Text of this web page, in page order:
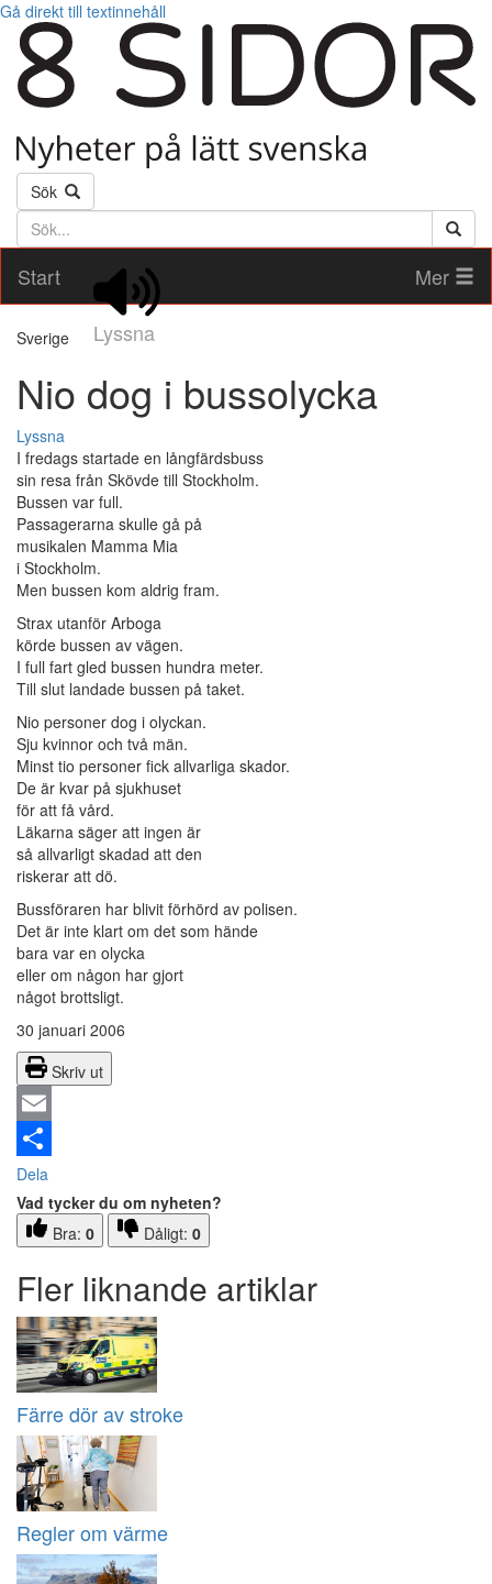
Gå direkt till textinnehåll
Sök
Söktext
Start
Lyssna
Mer
Sverige
Nio dog i bussolycka
Lyssna
I fredags startade en långfärdsbuss
sin resa från Skövde till Stockholm.
Bussen var full.
Passagerarna skulle gå på
musikalen Mamma Mia
i Stockholm.
Men bussen kom aldrig fram.
Strax utanför Arboga
körde bussen av vägen.
I full fart gled bussen hundra meter.
Till slut landade bussen på taket.
Nio personer dog i olyckan.
Sju kvinnor och två män.
Minst tio personer fick allvarliga skador.
De är kvar på sjukhuset
för att få vård.
Läkarna säger att ingen är
så allvarligt skadad att den
riskerar att dö.
Bussföraren har blivit förhörd av polisen.
Det är inte klart om det som hände
bara var en olycka
eller om någon har gjort
något brottsligt.
30 januari 2006
Skriv ut
Email
Dela
Vad tycker du om nyheten?
Bra: 0 Dåligt: 0
Fler liknande artiklar
Färre dör av stroke
Regler om värme